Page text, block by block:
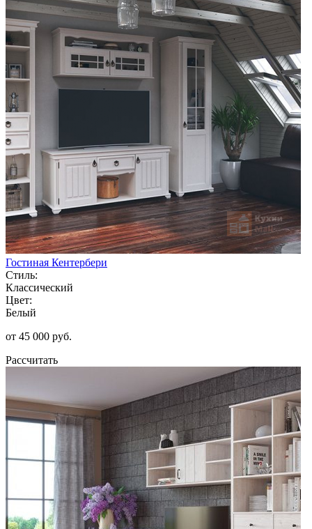
Гостиная Кентербери
Стиль:
Классический
Цвет:
Белый
от 45 000 руб.
Рассчитать